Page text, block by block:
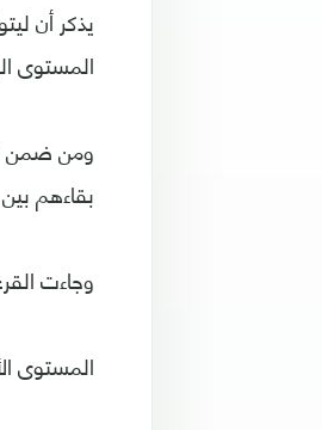
يذكر أن
المستوى
ومن ضمن
بقاءهم
وجاءت
المستوى